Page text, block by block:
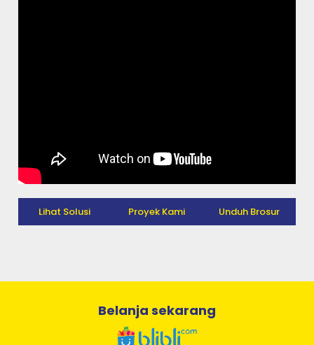
Lihat Solusi Proyek Kami Unduh Brosur
Belanja sekarang